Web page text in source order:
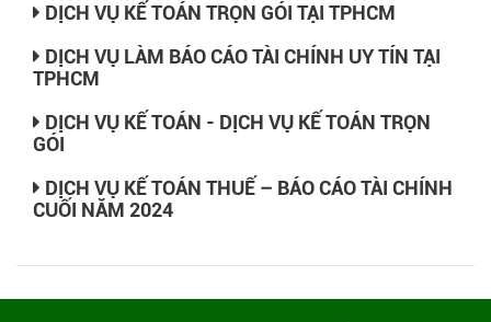
DỊCH VỤ KẾ TOÁN TRỌN GÓI TẠI TPHCM
DỊCH VỤ LÀM BÁO CÁO TÀI CHÍNH UY TÍN TẠI
TPHCM
DỊCH VỤ KẾ TOÁN - DỊCH VỤ KẾ TOÁN TRỌN
GÓI
DỊCH VỤ KẾ TOÁN THUẾ – BÁO CÁO TÀI CHÍNH
CUỐI NĂM 2024